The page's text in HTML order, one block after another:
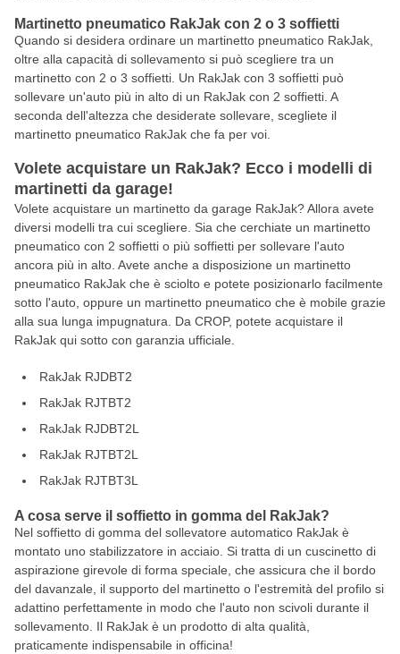
Martinetto pneumatico RakJak con 2 o 3 soffietti
Quando si desidera ordinare un martinetto pneumatico RakJak,
oltre alla capacità di sollevamento si può scegliere tra un
martinetto con 2 o 3 soffietti. Un RakJak con 3 soffietti può
sollevare un'auto più in alto di un RakJak con 2 soffietti. A
seconda dell'altezza che desiderate sollevare, scegliete il
martinetto pneumatico RakJak che fa per voi.
Volete acquistare un RakJak? Ecco i modelli di
martinetti da garage!
Volete acquistare un martinetto da garage RakJak? Allora avete
diversi modelli tra cui scegliere. Sia che cerchiate un martinetto
pneumatico con 2 soffietti o più soffietti per sollevare l'auto
ancora più in alto. Avete anche a disposizione un martinetto
pneumatico RakJak che è sciolto e potete posizionarlo facilmente
sotto l'auto, oppure un martinetto pneumatico che è mobile grazie
alla sua lunga impugnatura. Da CROP, potete acquistare il
RakJak qui sotto con garanzia ufficiale.
RakJak RJDBT2
RakJak RJTBT2
RakJak RJDBT2L
RakJak RJTBT2L
RakJak RJTBT3L
A cosa serve il soffietto in gomma del RakJak?
Nel soffietto di gomma del sollevatore automatico RakJak è
montato uno stabilizzatore in acciaio. Si tratta di un cuscinetto di
aspirazione girevole di forma speciale, che assicura che il bordo
del davanzale, il supporto del martinetto o l'estremità del profilo si
adattino perfettamente in modo che l'auto non scivoli durante il
sollevamento. Il RakJak è un prodotto di alta qualità,
praticamente indispensabile in officina!